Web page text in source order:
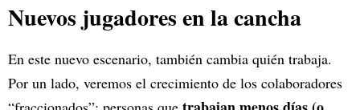
Nuevos jugadores en la cancha
En este nuevo escenario, también cambia quién trabaja.
Por un lado, veremos el crecimiento de los colaboradores